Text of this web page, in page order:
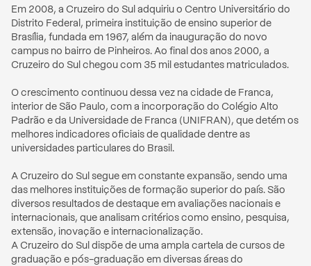
Em 2008, a Cruzeiro do Sul adquiriu o Centro Universitário do
Distrito Federal, primeira instituição de ensino superior de
Brasília, fundada em 1967, além da inauguração do novo
campus no bairro de Pinheiros. Ao final dos anos 2000, a
Cruzeiro do Sul chegou com 35 mil estudantes matriculados.
O crescimento continuou dessa vez na cidade de Franca,
interior de São Paulo, com a incorporação do Colégio Alto
Padrão e da Universidade de Franca (UNIFRAN), que detém os
melhores indicadores oficiais de qualidade dentre as
universidades particulares do Brasil.
A Cruzeiro do Sul segue em constante expansão, sendo uma
das melhores instituições de formação superior do país. São
diversos resultados de destaque em avaliações nacionais e
internacionais, que analisam critérios como ensino, pesquisa,
extensão, inovação e internacionalização.
A Cruzeiro do Sul dispõe de uma ampla cartela de cursos de
graduação e pós-graduação em diversas áreas do